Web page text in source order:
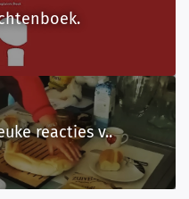
reacties v..